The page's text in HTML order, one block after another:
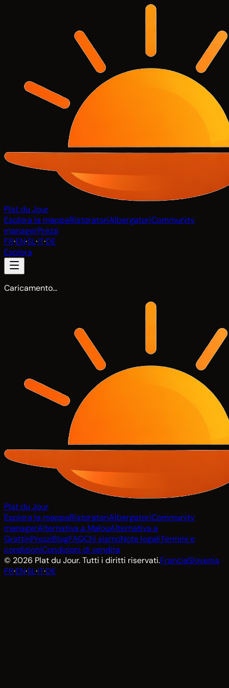
Plat du Jour
Esplora la mappaRistoratoriAlbergatoriCommunity
managerPrezzi
FR·EN·SL·IT·DE
Esplora
Caricamento…
Plat du Jour
Esplora la mappaRistoratoriAlbergatoriCommunity
managerAlternativa a MalouAlternativa a
GrattinPrezziBlogFAQChi siamoNote legaliTermini e
condizioniCondizioni di vendita
© 2026 Plat du Jour. Tutti i diritti riservati.FranciaSlovenia
FR·EN·SL·IT·DE